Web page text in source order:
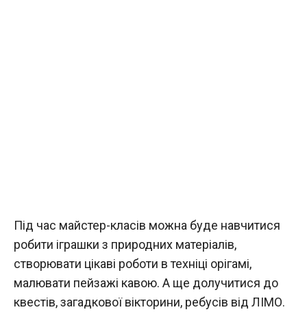
Під час майстер-класів можна буде навчитися
робити іграшки з природних матеріалів,
створювати цікаві роботи в техніці орігамі,
малювати пейзажі кавою. А ще долучитися до
квестів, загадкової вікторини, ребусів від ЛІМО.